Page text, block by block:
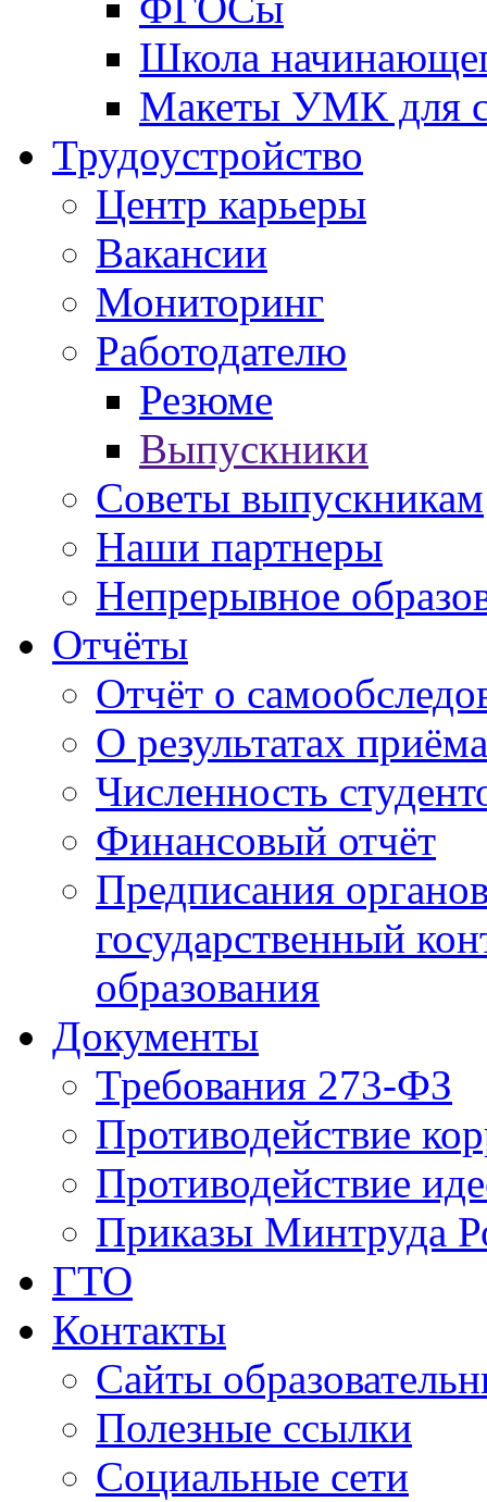
Школа
Макеты УМК для
Трудоустройство
Центр карьеры
Вакансии
Мониторинг
Работодателю
Резюме
Выпускники
Советы выпускникам
Наши партнеры
Непрерывное
Отчёты
Отчёт о
О результатах приёма
Численность
Финансовый отчёт
Предписания
государственный
образования
Документы
Требования 273-ФЗ
Противодействие
Противодействие
Приказы Минтруда
ГТО
Контакты
Сайты
Полезные ссылки
Социальные сети